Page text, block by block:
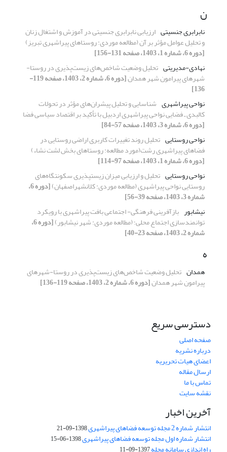
ن
نابرابری جنسیتی ارزیابی نابرابری جنسیتی در آموزش و اشتغال زنان
و تحلیل عوامل مؤثر بر آن (مطالعه موردی: روستاهای پیراشهری تبریز)
[دوره 6، شماره 1، 1403، صفحه 131-156]
نهادی-مدیریتی تحلیل وضعیت شاخص‌های زیست‌پذیری در روستا-
شهرهای پیرامون شهر همدان [دوره 6، شماره 2، 1403، صفحه 119-
136]
نواحی پیراشهری شناسایی و تحلیل پیشران‌های مؤثر در تحولات
کالبدی ـ فضایی نواحی پیراشهری اردبیل با تأکید بر اقتصاد سیاسی فضا
[دوره 6، شماره 3، 1403، صفحه 57-84]
نواحی روستایی تحلیل روند تغییرات کاربری اراضی روستایی در
فضاهای پیراشهری رشت(مورد مطالعه: روستاهای بخش لشت نشاء)
[دوره 6، شماره 1، 1403، صفحه 97-114]
نواحی روستایی
تحلیل و ارزیابی میزان زیست‎پذیری سکونتگاه‌های
روستایی نواحی پیراشهری (مطالعه موردی: کلانشهراصفهان) [دوره 6،
شماره 3، 1403، صفحه 39-56]
نیشابور بازآفرینی فرهنگی- اجتماعی بافت پیراشهری با رویکرد
توانمندسازی اجتماع محلی؛ (مطالعه موردی: شهر نیشابور) [دوره 6،
شماره 2، 1403، صفحه 23-40]
ه
همدان تحلیل وضعیت شاخص‌های زیست‌پذیری در روستا-شهرهای
پیرامون شهر همدان[دوره 6، شماره 2، 1403، صفحه 119-136]
دسترسی سریع
صفحه اصلی
درباره نشریه
اعضای هیات تحریریه
ارسال مقاله
تماس با ما
نقشه سایت
آخرین اخبار
انتشار شماره 2 مجله توسعه فضاهای پیراشهری 1398-09-21
انتشار شماره اول مجله توسعه فضاهای پیراشهری1398-06-15
راه اندازی سامانه مجله1397-09-11